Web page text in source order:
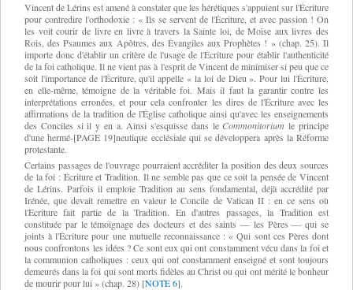
Vincent de Lérins est amené à constater que les hérétiques s'appuient sur l'Écriture
pour contredire l'orthodoxie : « Ils se servent de l'Écriture, et avec passion ! On
les voit courir de livre en livre à travers la Sainte loi, de Moïse aux livres des
Rois, des Psaumes aux Apôtres, des Évangiles aux Prophètes ! » (chap. 25). Il
importe donc d'établir un critère de l'usage de l'Écriture pour établir l'authenticité
de la foi catholique. Il ne vient pas à l'esprit de Vincent de minimiser si peu que ce
soit l'importance de l'Écriture, qu'il appelle « la loi de Dieu ». Pour lui l'Écriture,
en elle-même, témoigne de la véritable foi. Mais il faut la garantir contre les
interprétations erronées, et pour cela confronter les dires de l'Écriture avec les
affirmations de la tradition de l'Église catholique ainsi qu'avec les enseignements
des Conciles si il y en a. Ainsi s'esquisse dans le Commonitorium le principe
d'une hermé-[PAGE 19]neutique ecclésiale qui se développera après la Réforme
protestante.
Certains passages de l'ouvrage pourraient accréditer la position des deux sources
de la foi : Écriture et Tradition. Il ne semble pas que ce soit la pensée de Vincent
de Lérins. Parfois il emploie Tradition au sens fondamental, déjà accrédité par
Irénée, que devait remettre en valeur le Concile de Vatican II : en ce sens où
l'Ecriture fait partie de la Tradition. En d'autres passages, la Tradition est
constituée par le témoignage des docteurs et des saints — les Pères — qui se
joints à l'Écriture pour une mutuelle reconnaissance : « Qui sont ces Pères dont
nous confrontons les idées ? Ce sont eux qui ont constamment vécu dans la foi et
la communion catholiques : ceux qui ont constamment enseigné et sont toujours
demeurés dans la foi qui sont morts fidèles au Christ ou qui ont mérité le bonheur
de mourir pour lui » (chap. 28) [NOTE 6].